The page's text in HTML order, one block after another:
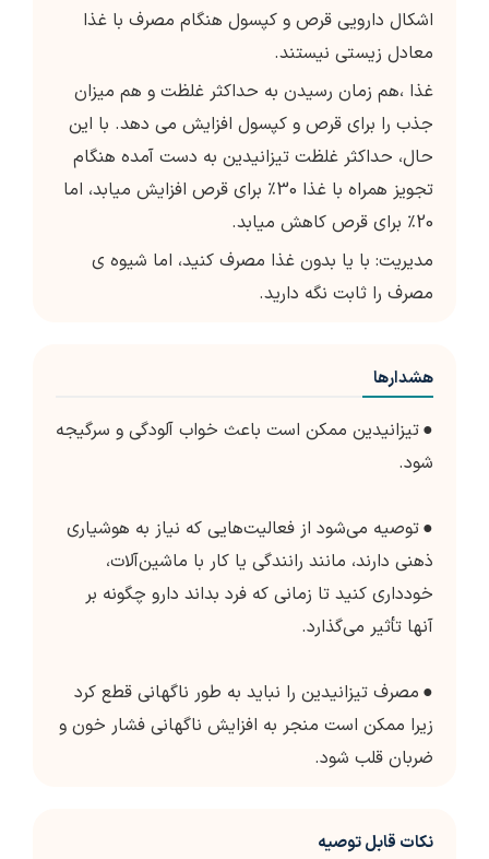
اشکال دارویی قرص و کپسول هنگام مصرف با غذا
معادل زیستی نیستند.
غذا ،هم زمان رسیدن به حداکثر غلظت و هم میزان
جذب را برای قرص و کپسول افزایش می دهد. با این
حال، حداکثر غلظت تیزانیدین به دست آمده هنگام
تجویز همراه با غذا 30٪ برای قرص افزایش میابد، اما
20٪ برای قرص کاهش میابد.
مدیریت: با یا بدون غذا مصرف کنید، اما شیوه ی
مصرف را ثابت نگه دارید.
هشدارها
●تیزانیدین ممکن است باعث خواب آلودگی و سرگیجه
شود.
●توصیه می‌شود از فعالیت‌هایی که نیاز به هوشیاری
ذهنی دارند، مانند رانندگی یا کار با ماشین‌آلات،
خودداری کنید تا زمانی که فرد بداند دارو چگونه بر
آنها تأثیر می‌گذارد.
● مصرف تیزانیدین را نباید به طور ناگهانی قطع کرد
زیرا ممکن است منجر به افزایش ناگهانی فشار خون و
ضربان قلب شود.
نکات قابل توصیه